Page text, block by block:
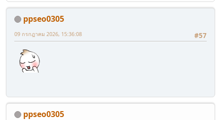
ppseo0305
#57
09 กรกฎาคม 2026, 15:36:08
ppseo0305